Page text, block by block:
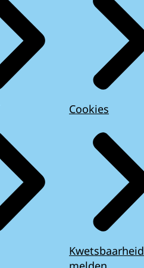
Cookies
Kwetsbaarheid